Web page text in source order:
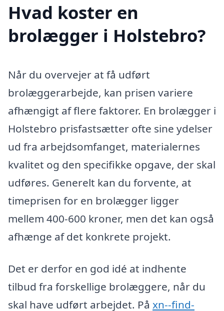
Hvad koster en
brolægger i Holstebro?
Når du overvejer at få udført
brolæggerarbejde, kan prisen variere
afhængigt af flere faktorer. En brolægger i
Holstebro prisfastsætter ofte sine ydelser
ud fra arbejdsomfanget, materialernes
kvalitet og den specifikke opgave, der skal
udføres. Generelt kan du forvente, at
timeprisen for en brolægger ligger
mellem 400-600 kroner, men det kan også
afhænge af det konkrete projekt.
Det er derfor en god idé at indhente
tilbud fra forskellige brolæggere, når du
skal have udført arbejdet. På xn--find-